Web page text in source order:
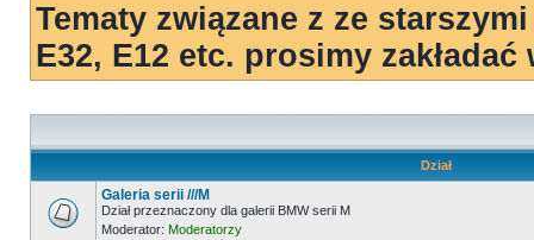
Tematy związane z ze
E32, E12 etc. prosimy
Dział
Galeria serii ///M
Dział przeznaczony dla galerii BMW serii M
Moderator: Moderatorzy